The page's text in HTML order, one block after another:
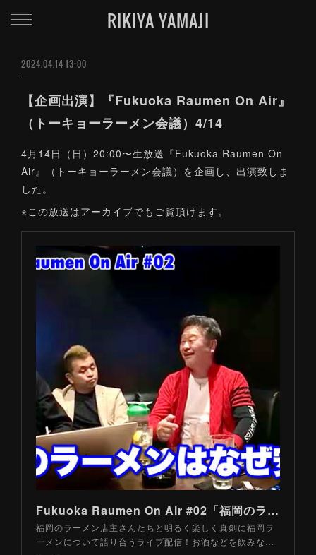
RIKIYA YAMAJI
2024.04.14 13:00
【企画出演】『Fukuoka Raumen On Air』
（トーキョーラーメン会議）4/14
4月14日（日）20:00〜生放送『Fukuoka Raumen On
Air』（トーキョーラーメン会議）を企画し、出演致しま
した。
※この放送はアーカイブでもご覧頂けます。
Fukuoka Raumen On Air #02「福岡のラーメンはなぜ安い？」【Tokyo Raumen Live番外編】24/4/14
福岡のラーメン店主さんたちと明るく楽しく真剣に福岡ラ
ーメンについて語り合うライブ配信！お酒などを飲みな…